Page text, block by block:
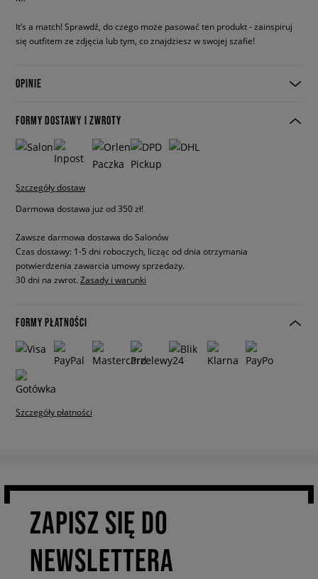
It’s a match! Sprawdź, do czego może pasować ten produkt - zainspiruj
się outfitem ze zdjęcia lub tym, co znajdziesz w swojej szafie!
OPINIE
FORMY DOSTAWY I ZWROTY
Szczegóły dostaw
Darmowa dostawa już od 350 zł!
Zawsze darmowa dostawa do Salonów
Czas dostawy: 1-5 dni roboczych, licząc od dnia otrzymania
potwierdzenia zawarcia umowy sprzedaży.
30 dni na zwrot. Zasady i warunki
FORMY PŁATNOŚCI
Szczegóły płatności
ZAPISZ SIĘ DO
NEWSLETTERA